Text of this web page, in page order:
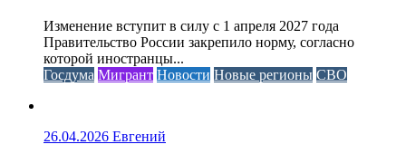
Изменение вступит в силу с 1 апреля 2027 года
Правительство России закрепило норму, согласно
которой иностранцы...
Госдума Мигрант Новости Новые регионы СВО
26.04.2026 Евгений